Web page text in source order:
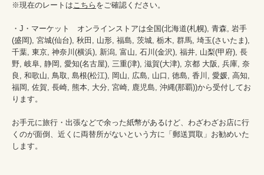
※現在のレートはこちら をご確認ください。
・J・マーケット　オンラインストアは全国(北海道(札幌), 青森, 岩手
(盛岡), 宮城(仙台), 秋田, 山形, 福島, 茨城, 栃木, 群馬, 埼玉(さいたま),
千葉, 東京, 神奈川(横浜), 新潟, 富山, 石川(金沢), 福井, 山梨(甲府), 長
野, 岐阜, 静岡, 愛知(名古屋), 三重(津), 滋賀(大津), 京都 大阪, 兵庫, 奈
良, 和歌山, 鳥取, 島根(松江), 岡山, 広島, 山口, 徳島, 香川, 愛媛, 高知,
福岡, 佐賀, 長崎, 熊本, 大分, 宮崎, 鹿児島, 沖縄(那覇))から受付してお
ります。
お手元に旅行・出張などで余った紙幣があるけど、わざわざお店に行
くのが面倒、近くに両替所がないという方に「郵送買取」お勧めいた
します。